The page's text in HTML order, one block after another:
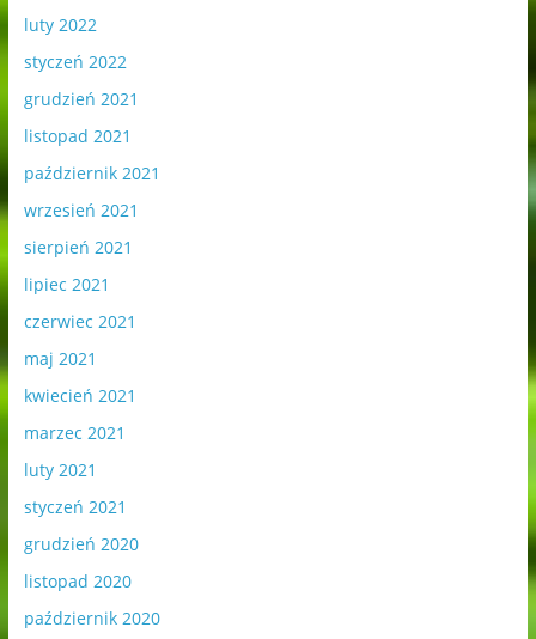
luty 2022
styczeń 2022
grudzień 2021
listopad 2021
październik 2021
wrzesień 2021
sierpień 2021
lipiec 2021
czerwiec 2021
maj 2021
kwiecień 2021
marzec 2021
luty 2021
styczeń 2021
grudzień 2020
listopad 2020
październik 2020